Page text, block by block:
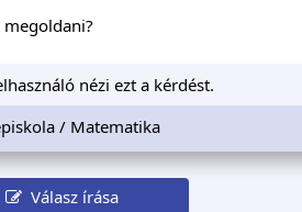
nézi ezt a kérdést.
/ Matematika
Válasz írása